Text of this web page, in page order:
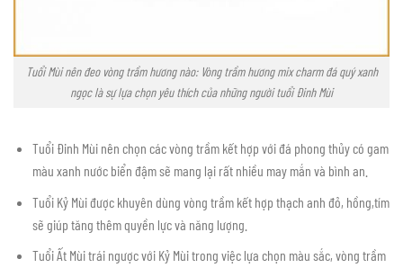
Tuổi Mùi nên đeo vòng trầm hương nào: Vòng trầm hương mix charm đá quý xanh
ngọc là sự lựa chọn yêu thích của những người tuổi Đinh Mùi
Tuổi Đinh Mùi nên chọn các vòng trầm kết hợp với đá phong thủy có gam
màu xanh nước biển đậm sẽ mang lại rất nhiều may mắn và bình an.
Tuổi Kỷ Mùi được khuyên dùng vòng trầm kết hợp thạch anh đỏ, hồng,tím
sẽ giúp tăng thêm quyền lực và năng lượng.
Tuổi Ất Mùi trái ngược với Kỷ Mùi trong việc lựa chọn màu sắc, vòng trầm